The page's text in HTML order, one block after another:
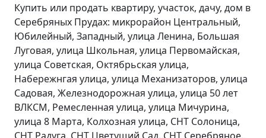
Купить или продать квартиру, участок, дачу, дом в
Серебряных Прудах: микрорайон Центральный,
Юбилейный, Западный, улица Ленина, Большая
Луговая, улица Школьная, улица Первомайская,
улица Советская, Октябрьская улица,
Набережнгая улица, улица Механизаторов, улица
Садовая, Железнодорожная улица, улица 50 лет
ВЛКСМ, Ремесленная улица, улица Мичурина,
улица 8 Марта, Колхозная улица, СНТ Солоница,